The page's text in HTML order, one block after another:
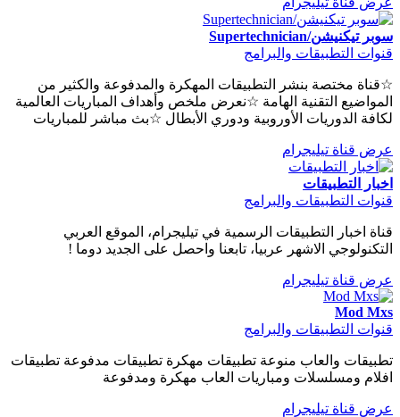
سوبر تيكنيشن/Supertechnician
قنوات التطبيقات والبرامج
☆قناة مختصة بنشر التطبيقات المهكرة والمدفوعة والكثير من
المواضيع التقنية الهامة ☆نعرض ملخص وأهداف المباريات العالمية
لكافة الدوريات الأوروبية ودوري الأبطال ☆بث مباشر للمباريات
عرض قناة تيليجرام
اخبار التطبيقات
قنوات التطبيقات والبرامج
قناة اخبار التطبيقات الرسمية في تيليجرام، الموقع العربي
التكنولوجي الاشهر عربيا، تابعنا واحصل على الجديد دوما !
عرض قناة تيليجرام
Mod Mxs
قنوات التطبيقات والبرامج
تطبيقات والعاب منوعة تطبيقات مهكرة تطبيقات مدفوعة تطبيقات
افلام ومسلسلات ومباريات العاب مهكرة ومدفوعة
عرض قناة تيليجرام